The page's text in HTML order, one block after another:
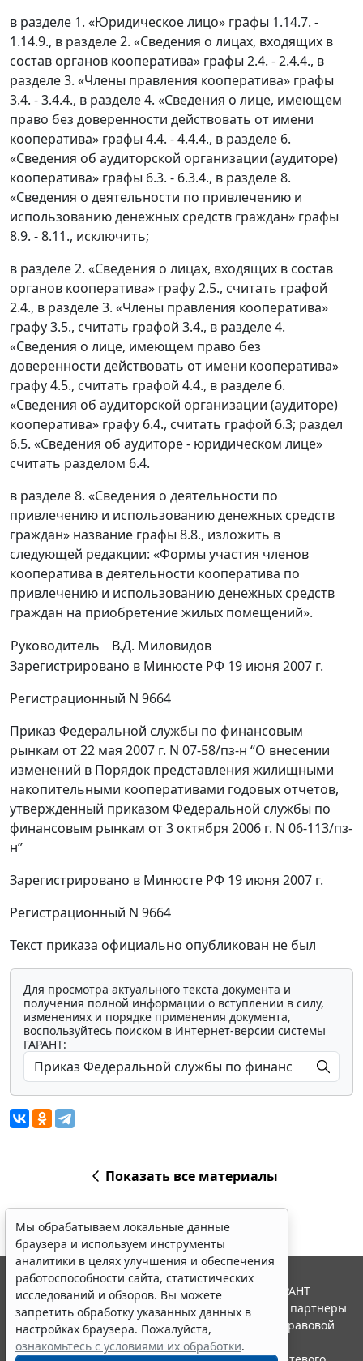
в разделе 1. «Юридическое лицо» графы 1.14.7. -
1.14.9., в разделе 2. «Сведения о лицах, входящих в
состав органов кооператива» графы 2.4. - 2.4.4., в
разделе 3. «Члены правления кооператива» графы
3.4. - 3.4.4., в разделе 4. «Сведения о лице, имеющем
право без доверенности действовать от имени
кооператива» графы 4.4. - 4.4.4., в разделе 6.
«Сведения об аудиторской организации (аудиторе)
кооператива» графы 6.3. - 6.3.4., в разделе 8.
«Сведения о деятельности по привлечению и
использованию денежных средств граждан» графы
8.9. - 8.11., исключить;
в разделе 2. «Сведения о лицах, входящих в состав
органов кооператива» графу 2.5., считать графой
2.4., в разделе 3. «Члены правления кооператива»
графу 3.5., считать графой 3.4., в разделе 4.
«Сведения о лице, имеющем право без
доверенности действовать от имени кооператива»
графу 4.5., считать графой 4.4., в разделе 6.
«Сведения об аудиторской организации (аудиторе)
кооператива» графу 6.4., считать графой 6.3; раздел
6.5. «Сведения об аудиторе - юридическом лице»
считать разделом 6.4.
в разделе 8. «Сведения о деятельности по
привлечению и использованию денежных средств
граждан» название графы 8.8., изложить в
следующей редакции: «Формы участия членов
кооператива в деятельности кооператива по
привлечению и использованию денежных средств
граждан на приобретение жилых помещений».
Руководитель
В.Д. Миловидов
Зарегистрировано в Минюсте РФ 19 июня 2007 г.
Регистрационный N 9664
Приказ Федеральной службы по финансовым
рынкам от 22 мая 2007 г. N 07-58/пз-н “О внесении
изменений в Порядок представления жилищными
накопительными кооперативами годовых отчетов,
утвержденный приказом Федеральной службы по
финансовым рынкам от 3 октября 2006 г. N 06-113/пз-
н”
Зарегистрировано в Минюсте РФ 19 июня 2007 г.
Регистрационный N 9664
Текст приказа официально опубликован не был
Для просмотра актуального текста документа и
получения полной информации о вступлении в силу,
изменениях и порядке применения документа,
воспользуйтесь поиском в Интернет-версии системы
ГАРАНТ:
Показать все материалы
Мы обрабатываем локальные данные
браузера и используем инструменты
аналитики в целях улучшения и обеспечения
работоспособности сайта, статистических
исследований и обзоров. Вы можете
запретить обработку указанных данных в
настройках браузера. Пожалуйста,
ознакомьтесь с условиями их обработки.
© ООО "НПП "ГАРАНТ-СЕРВИС", 2026. Система ГАРАНТ
выпускается с 1990 года. Компания "Гарант" и ее партнеры
являются участниками Российской ассоциации правовой
информации ГАРАНТ.